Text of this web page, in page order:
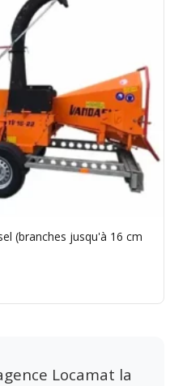
(branches jusqu'à 16 cm
Locamat la